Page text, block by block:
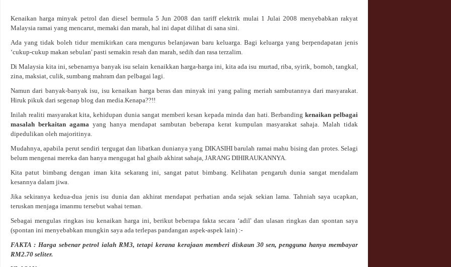
Kenaikan harga minyak petrol dan diesel bermula 5 Jun 2008 dan tariff elektrik mulai 1 Julai 2008 menyebabkan rakyat
Malaysia ramai yang mencarut, memaki dan marah, hal ini dapat dilihat di sana sini.
Ada yang tidak boleh tidur memikirkan cara mengurus belanjawan baru keluarga. Bagi keluarga yang berpendapatan jenis
‘cukup-cukup makan sebulan' pasti semakin resah dan marah, sedih dan rasa terzalim.
Di Malaysia kita ini, sebenarnya banyak isu selain kenaikkan harga-harga ini, kita ada isu murtad, riba, syirik, bomoh, tangkal,
zina, maksiat, culik, sumbang mahram dan pelbagai lagi.
Namun dari banyak-banyak isu, isu kenaikan harga beras dan minyak ini yang paling meriah sambutannya dari masyarakat.
Hiruk pikuk dari segenap blog dan media.Kenapa??!!
Inilah realiti masyarakat kita, kehidupan dunia sangat memberi kesan kepada minda dan hati. Berbandingkenaikan pelbagai
masalah berkaitan agama yang hanya mendapat sambutan beberapa kerat kumpulan masyarakat sahaja. Malah tidak
dipedulikan oleh majoritinya.
Mudahnya, apabila perut sendiri tergugat dan libatkan dunianya yang DIKASIHI barulah ramai mahu bising dan protes. Selagi
belum mengenai mereka dan hanya mengugat hal ghaib akhirat sahaja, JARANG DIHIRAUKANNYA.
Kita patut bimbang dengan iman kita sekarang ini, sangat patut bimbang. Kelihatan pengaruh dunia sangat mendalam
kesannya dalam jiwa.
Jika sekiranya kedua-dua jenis isu dunia dan akhirat mendapat perhatian anda sejak sekian lama. Tahniah saya ucapkan,
teruskan menjaga imanmu tersebut wahai teman.
Sebagai mengulas ringkas isu kenaikan harga ini, berikut beberapa fakta secara ‘adil' dan ulasan ringkas dan spontan saya
(spontan ini menyebabkan mungkin saya ada terlepas pandangan aspek-aspek lain) :-
FAKTA : Harga sebenar petrol ialah RM3, tetapi kerana kerajaan memberi diskaun 30 sen, pengguna hanya membayar
RM2.70 seliter.